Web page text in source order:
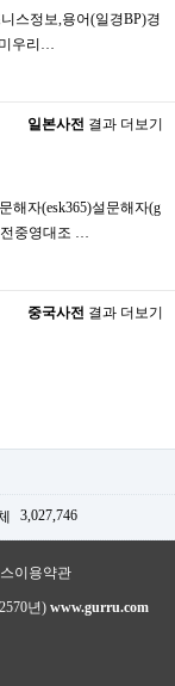
스정보,용어(일경BP)경
우리…
일본사전 결과 더보기
해자(esk365)설문해자(g
전중영대조 …
중국사전 결과 더보기
3,027,746
이용약관
년) www.gurru.com